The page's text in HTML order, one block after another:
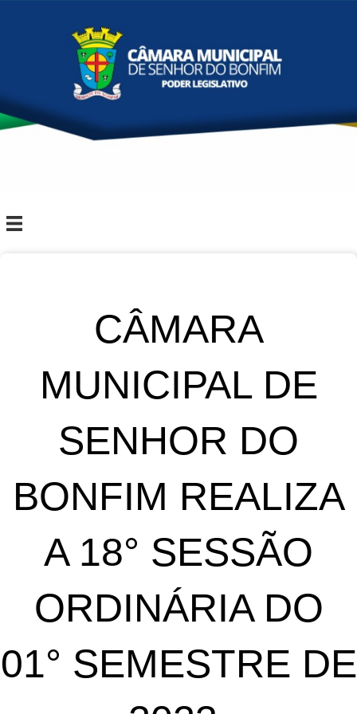
CÂMARA
MUNICIPAL DE
SENHOR DO
BONFIM REALIZA
A 18° SESSÃO
ORDINÁRIA DO
01° SEMESTRE DE